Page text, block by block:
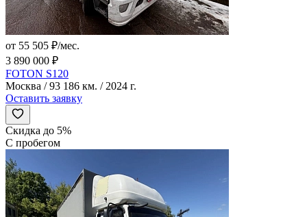
от 55 505 ₽/мес.
3 890 000 ₽
FOTON S120
Москва / 93 186 км. / 2024 г.
Оставить заявку
Скидка до 5%
С пробегом